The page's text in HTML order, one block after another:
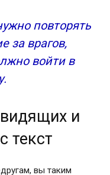
повторять
за врагов,
войти в
вы таким